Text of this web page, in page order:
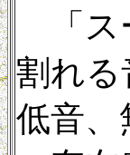
「ス
割れ
低音、